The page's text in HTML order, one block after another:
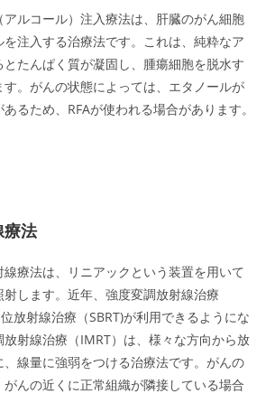
ルコール）注入療法は、肝臓のがん細胞
注入する治療法です。これは、純粋なア
たんぱく質が凝固し、腫瘍細胞を脱水す
す。がんの状態によっては、エタノールが
るため、RFAが使われる場合があります。
療法
療法は、リニアックという装置を用いて
します。近年、強度変調放射線治療
位放射線治療（SBRT)が利用できるようにな
放射線治療（IMRT）は、様々な方向から放
線量に強弱をつける治療法です。がんの
んの近くに正常組織が隣接している場合